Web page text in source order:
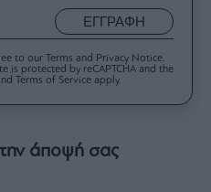
ΕΓΓΡΑΦΗ
to our Terms and Privacy Notice.
is protected by reCAPTCHA and the
Terms of Service apply.
την άποψή σας